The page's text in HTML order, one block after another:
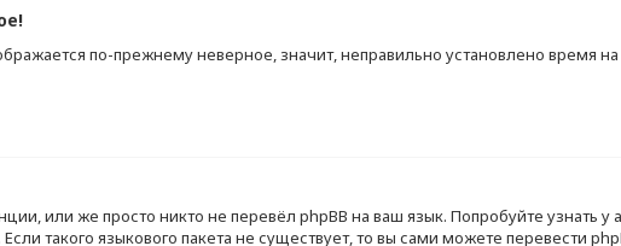
по-прежнему неверное, значит, неправильно установлено время
или же просто никто не перевёл phpBB на ваш язык. Попробуйте узнать у
такого языкового пакета не существует, то вы сами можете перевести